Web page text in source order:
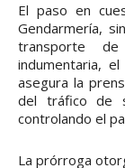
El paso en
Gendarmería,
transporte
indumentaria,
asegura la
del tráfico de
controlando el
La prórroga